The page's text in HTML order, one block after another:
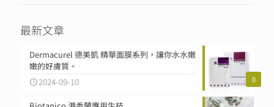
最新文章
0
Dermacurel 德美凱 精華面膜系列，讓你水水嫩
嫩的好膚質。
2024-09-10